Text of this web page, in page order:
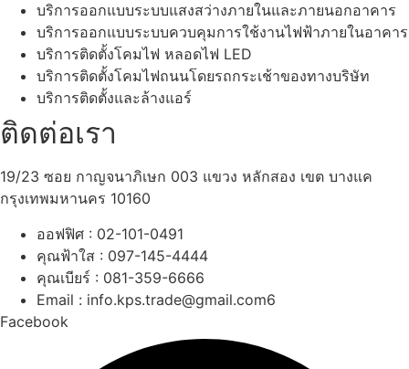
บริการออกแบบระบบแสงสว่างภายในและภายนอกอาคาร
บริการออกแบบระบบควบคุมการใช้งานไฟฟ้าภายในอาคาร
บริการติดตั้งโคมไฟ หลอดไฟ LED
บริการติดตั้งโคมไฟถนนโดยรถกระเช้าของทางบริษัท
บริการติดตั้งและล้างแอร์
ติดต่อเรา
19/23 ซอย กาญจนาภิเษก 003 แขวง หลักสอง เขต บางแค
กรุงเทพมหานคร 10160
ออฟฟิศ : 02-101-0491
คุณฟ้าใส : 097-145-4444
คุณเบียร์ : 081-359-6666
Email : info.kps.trade@gmail.com6
Facebook